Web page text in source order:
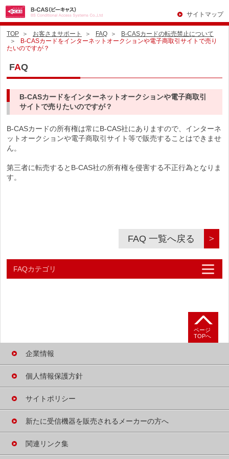
サイトマップ
TOP お客さまサポート FAQ
B-CASカードの転売禁止について
B-CASカードをインターネットオークションや電子商取引サイトで売り
たいのですが？
FAQ
B-CASカードをインターネットオークションや電子商取引
サイトで売りたいのですが？
B-CASカードの所有権は常にB-CAS社にありますので、インターネ
ットオークションや電子商取引サイト等で販売することはできませ
ん。
第三者に転売するとB-CAS社の所有権を侵害する不正行為となりま
す。
FAQ 一覧へ戻る ＞
FAQカテゴリ
B-CASカードの
B-CASカード概要
B-CASカードの
ページ
TOPへ
企業情報
個人情報保護方針
サイトポリシー
新たに受信機器を販売される メーカーの方へ
関連リンク集